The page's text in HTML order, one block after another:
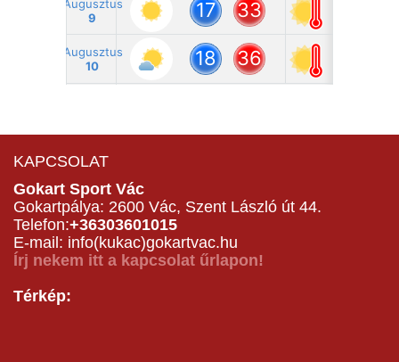
KAPCSOLAT
Gokart Sport Vác
Gokartpálya: 2600 Vác, Szent László út 44.
Telefon:+36303601015
E-mail: info(kukac)gokartvac.hu
Írj nekem itt a kapcsolat űrlapon!
Térkép: